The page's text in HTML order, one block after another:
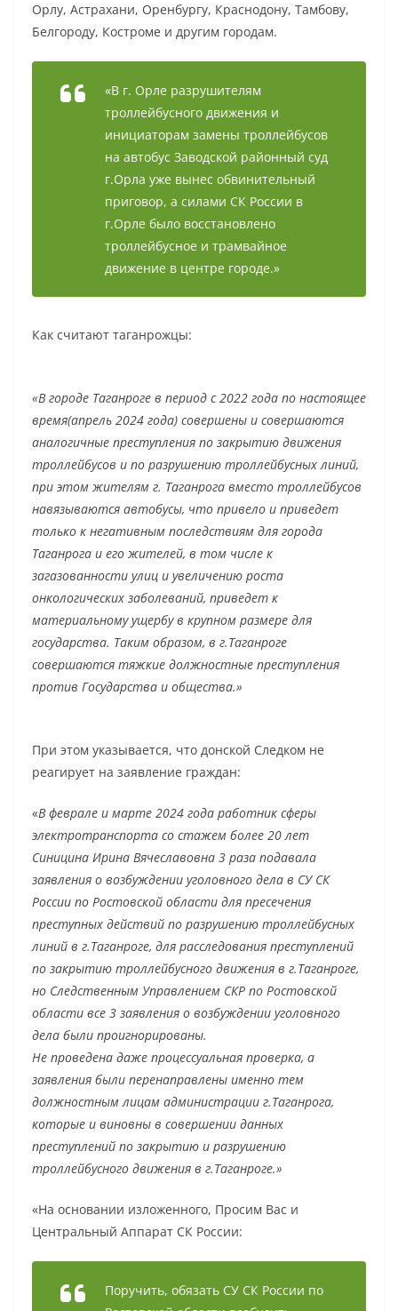
Орлу, Астрахани, Оренбургу, Краснодону, Тамбову,
Белгороду, Костроме и другим городам.
«В г. Орле разрушителям
троллейбусного движения и
инициаторам замены троллейбусов
на автобус Заводской районный суд
г.Орла уже вынес обвинительный
приговор, а силами СК России в
г.Орле было восстановлено
троллейбусное и трамвайное
движение в центре городе.»
Как считают таганрожцы:
«В городе Таганроге в период с 2022 года по настоящее
время(апрель 2024 года) совершены и совершаются
аналогичные преступления по закрытию движения
троллейбусов и по разрушению троллейбусных линий,
при этом жителям г. Таганрога вместо троллейбусов
навязываются автобусы, что привело и приведет
только к негативным последствиям для города
Таганрога и его жителей, в том числе к
загазованности улиц и увеличению роста
онкологических заболеваний, приведет к
материальному ущербу в крупном размере для
государства. Таким образом, в г.Таганроге
совершаются тяжкие должностные преступления
против Государства и общества.»
При этом указывается, что донской Следком не
реагирует на заявление граждан:
«В феврале и марте 2024 года работник сферы
электротранспорта со стажем более 20 лет
Синицина Ирина Вячеславовна 3 раза подавала
заявления о возбуждении уголовного дела в СУ СК
России по Ростовской области для пресечения
преступных действий по разрушению троллейбусных
линий в г.Таганроге, для расследования преступлений
по закрытию троллейбусного движения в г.Таганроге,
но Следственным Управлением СКР по Ростовской
области все 3 заявления о возбуждении уголовного
дела были проигнорированы.
Не проведена даже процессуальная проверка, а
заявления были перенаправлены именно тем
должностным лицам администрации г.Таганрога,
которые и виновны в совершении данных
преступлений по закрытию и разрушению
троллейбусного движения в г.Таганроге.»
«На основании изложенного, Просим Вас и
Центральный Аппарат СК России:
Поручить, обязать СУ СК России по